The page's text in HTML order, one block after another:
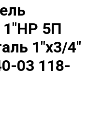
1"НР 5П
1"х3/4"
03 118-